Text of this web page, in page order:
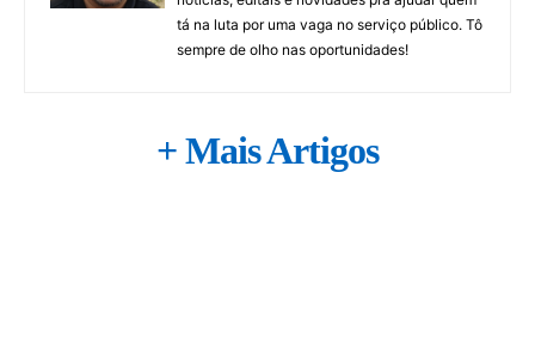
tá na luta por uma vaga no serviço público. Tô
sempre de olho nas oportunidades!
+ Mais Artigos